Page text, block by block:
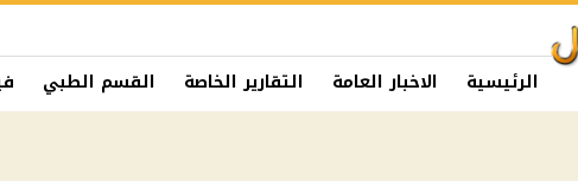
الرئيسية الاخبار العامة التقارير الخاصة القسم الطبي